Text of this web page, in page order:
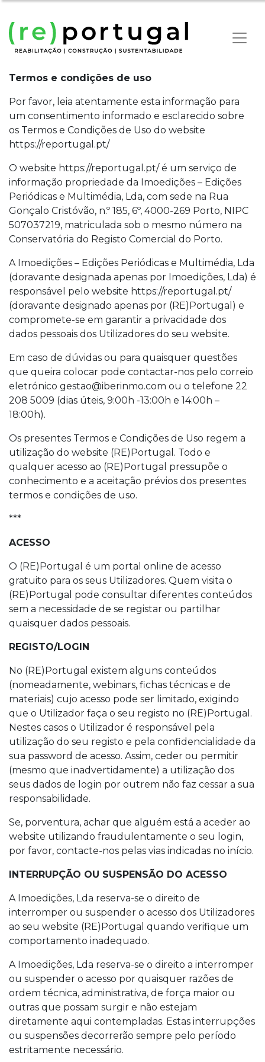
Termos e condições de uso
Por favor, leia atentamente esta informação para
um consentimento informado e esclarecido sobre
os Termos e Condições de Uso do website
https://reportugal.pt/
O website https://reportugal.pt/ é um serviço de
informação propriedade da Imoedições – Edições
Periódicas e Multimédia, Lda, com sede na Rua
Gonçalo Cristóvão, n.º 185, 6º, 4000-269 Porto, NIPC
507037219, matriculada sob o mesmo número na
Conservatória do Registo Comercial do Porto.
A Imoedições – Edições Periódicas e Multimédia, Lda
(doravante designada apenas por Imoedições, Lda) é
responsável pelo website https://reportugal.pt/
(doravante designado apenas por (RE)Portugal) e
compromete-se em garantir a privacidade dos
dados pessoais dos Utilizadores do seu website.
Em caso de dúvidas ou para quaisquer questões
que queira colocar pode contactar-nos pelo correio
eletrónico gestao@iberinmo.com ou o telefone 22
208 5009 (dias úteis, 9:00h -13:00h e 14:00h –
18:00h).
Os presentes Termos e Condições de Uso regem a
utilização do website (RE)Portugal. Todo e
qualquer acesso ao (RE)Portugal pressupõe o
conhecimento e a aceitação prévios dos presentes
termos e condições de uso.
***
ACESSO
O (RE)Portugal é um portal online de acesso
gratuito para os seus Utilizadores. Quem visita o
(RE)Portugal pode consultar diferentes conteúdos
sem a necessidade de se registar ou partilhar
quaisquer dados pessoais.
REGISTO/LOGIN
No (RE)Portugal existem alguns conteúdos
(nomeadamente, webinars, fichas técnicas e de
materiais) cujo acesso pode ser limitado, exigindo
que o Utilizador faça o seu registo no (RE)Portugal.
Nestes casos o Utilizador é responsável pela
utilização do seu registo e pela confidencialidade da
sua password de acesso. Assim, ceder ou permitir
(mesmo que inadvertidamente) a utilização dos
seus dados de login por outrem não faz cessar a sua
responsabilidade.
Se, porventura, achar que alguém está a aceder ao
website utilizando fraudulentamente o seu login,
por favor, contacte-nos pelas vias indicadas no início.
INTERRUPÇÃO OU SUSPENSÃO DO ACESSO
A Imoedições, Lda reserva-se o direito de
interromper ou suspender o acesso dos Utilizadores
ao seu website (RE)Portugal quando verifique um
comportamento inadequado.
A Imoedições, Lda reserva-se o direito a interromper
ou suspender o acesso por quaisquer razões de
ordem técnica, administrativa, de força maior ou
outras que possam surgir e não estejam
diretamente aqui contempladas. Estas interrupções
ou suspensões decorrerão sempre pelo período
estritamente necessário.